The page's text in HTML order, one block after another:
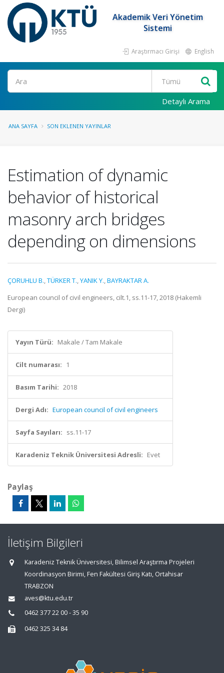
Akademik Veri Yönetim
Sistemi
Araştırmacı Girişi English
Ara
Detaylı Arama
ANA SAYFA SON EKLENEN YAYINLAR
Estimation of dynamic
behavior of historical
masonry arch bridges
depending on dimensions
ÇORUHLU B.,TÜRKER T.,YANIK Y.,BAYRAKTAR A.
European council of civil engineers, cilt.1, ss.11-17, 2018 (Hakemli
Dergi)
Yayın Türü: Makale / Tam Makale
Cilt numarası: 1
Basım Tarihi: 2018
Dergi Adı: European council of civil engineers
Sayfa Sayıları: ss.11-17
Karadeniz Teknik Üniversitesi Adresli: Evet
Paylaş
İletişim Bilgileri
Karadeniz Teknik Üniversitesi, Bilimsel Araştırma Projeleri
Koordinasyon Birimi, Fen Fakültesi Giriş Katı, Ortahisar
TRABZON
aves@ktu.edu.tr
0462 377 22 00 - 35 90
0462 325 34 84